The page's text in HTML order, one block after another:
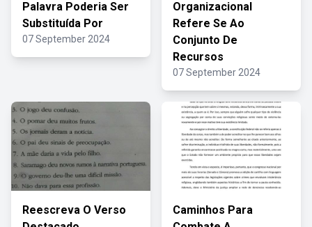
Palavra Poderia Ser
Substituída Por
07 September 2024
Organizacional
Refere Se Ao
Conjunto De
Recursos
07 September 2024
Reescreva O Verso
Caminhos Para